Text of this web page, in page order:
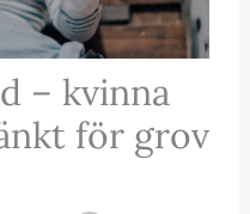
– kvinna
för grov